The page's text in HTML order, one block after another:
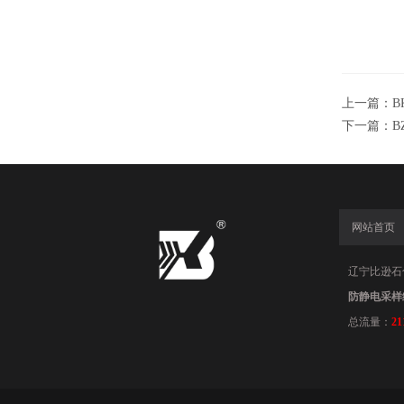
上一篇：
下一篇：
网站首页
辽宁比逊石
防静电采
总流量：